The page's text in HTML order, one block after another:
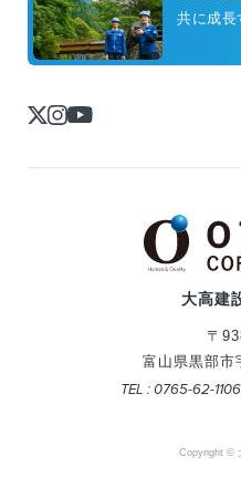
共に成長
大高建
〒
富山県黒部市
TEL : 0765-62-
Copyright ©